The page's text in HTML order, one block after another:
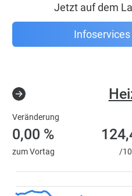
Jetzt auf dem
Infoservices
Veränderung
0,00 %
zum Vortag /